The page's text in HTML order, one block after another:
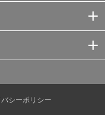
シーポリシー